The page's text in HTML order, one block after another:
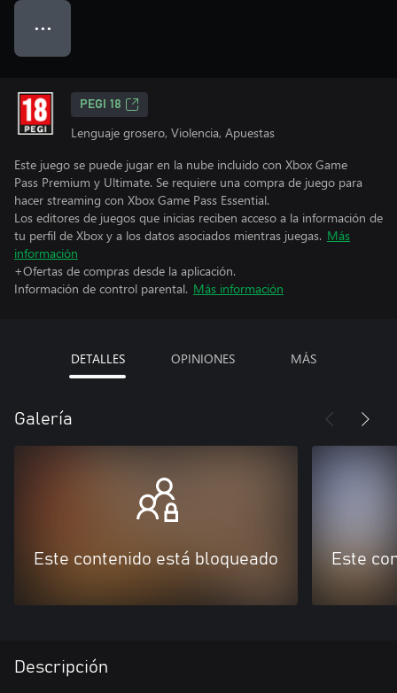
● ● ●
PEGI 18
Lenguaje grosero, Violencia, Apuestas
Este juego se puede jugar en la nube incluido con Xbox Game
Pass Premium y Ultimate. Se requiere una compra de juego para
hacer streaming con Xbox Game Pass Essential.
Los editores de juegos que inicias reciben acceso a la información de
tu perfil de Xbox y a los datos asociados mientras juegas. Más
información
+Ofertas de compras desde la aplicación.
Información de control parental. Más información
DETALLES OPINIONES MÁS
Galería
Este contenido está bloqueado Este
Descripción